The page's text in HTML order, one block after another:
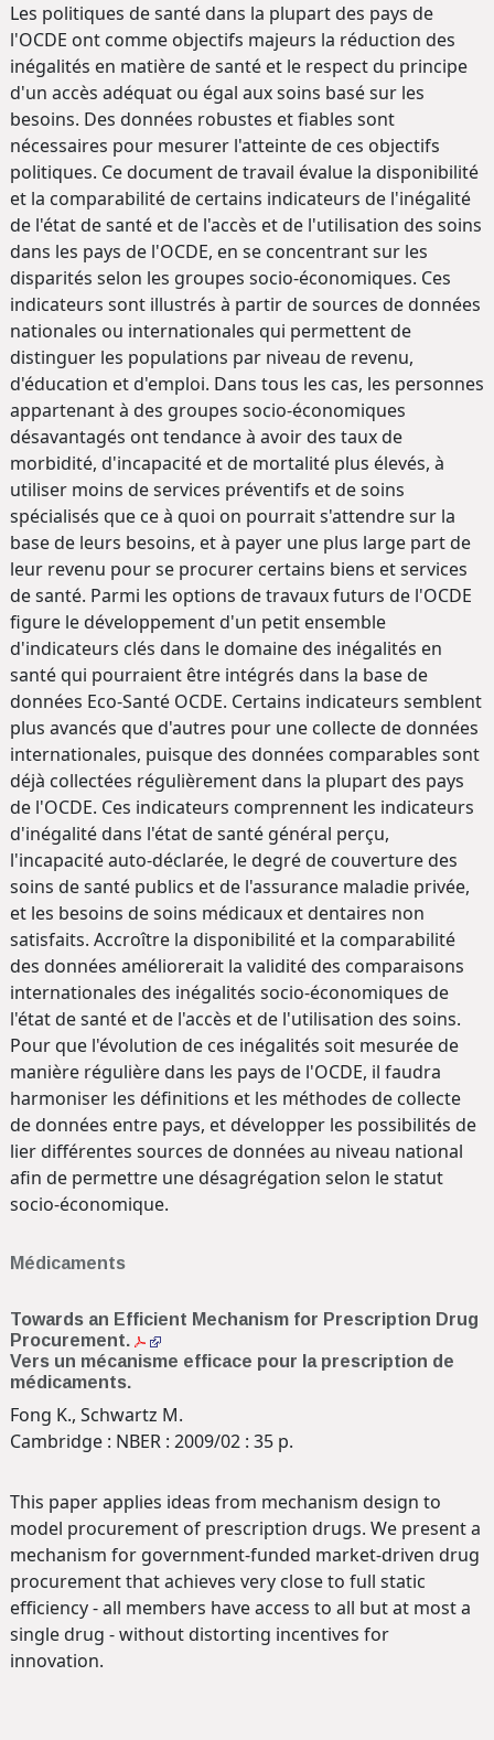
Les politiques de santé dans la plupart des pays de
l'OCDE ont comme objectifs majeurs la réduction des
inégalités en matière de santé et le respect du principe
d'un accès adéquat ou égal aux soins basé sur les
besoins. Des données robustes et fiables sont
nécessaires pour mesurer l'atteinte de ces objectifs
politiques. Ce document de travail évalue la disponibilité
et la comparabilité de certains indicateurs de l'inégalité
de l'état de santé et de l'accès et de l'utilisation des soins
dans les pays de l'OCDE, en se concentrant sur les
disparités selon les groupes socio-économiques. Ces
indicateurs sont illustrés à partir de sources de données
nationales ou internationales qui permettent de
distinguer les populations par niveau de revenu,
d'éducation et d'emploi. Dans tous les cas, les personnes
appartenant à des groupes socio-économiques
désavantagés ont tendance à avoir des taux de
morbidité, d'incapacité et de mortalité plus élevés, à
utiliser moins de services préventifs et de soins
spécialisés que ce à quoi on pourrait s'attendre sur la
base de leurs besoins, et à payer une plus large part de
leur revenu pour se procurer certains biens et services
de santé. Parmi les options de travaux futurs de l'OCDE
figure le développement d'un petit ensemble
d'indicateurs clés dans le domaine des inégalités en
santé qui pourraient être intégrés dans la base de
données Eco-Santé OCDE. Certains indicateurs semblent
plus avancés que d'autres pour une collecte de données
internationales, puisque des données comparables sont
déjà collectées régulièrement dans la plupart des pays
de l'OCDE. Ces indicateurs comprennent les indicateurs
d'inégalité dans l'état de santé général perçu,
l'incapacité auto-déclarée, le degré de couverture des
soins de santé publics et de l'assurance maladie privée,
et les besoins de soins médicaux et dentaires non
satisfaits. Accroître la disponibilité et la comparabilité
des données améliorerait la validité des comparaisons
internationales des inégalités socio-économiques de
l'état de santé et de l'accès et de l'utilisation des soins.
Pour que l'évolution de ces inégalités soit mesurée de
manière régulière dans les pays de l'OCDE, il faudra
harmoniser les définitions et les méthodes de collecte
de données entre pays, et développer les possibilités de
lier différentes sources de données au niveau national
afin de permettre une désagrégation selon le statut
socio-économique.
Médicaments
Towards an Efficient Mechanism for Prescription Drug
Procurement.
Vers un mécanisme efficace pour la prescription de
médicaments.
Fong K., Schwartz M.
Cambridge : NBER : 2009/02 : 35 p.
This paper applies ideas from mechanism design to
model procurement of prescription drugs. We present a
mechanism for government-funded market-driven drug
procurement that achieves very close to full static
efficiency - all members have access to all but at most a
single drug - without distorting incentives for
innovation.